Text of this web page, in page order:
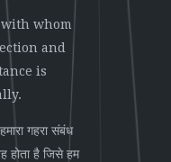
whom
and
is
गहरा संबंध
होता है जिसे हम